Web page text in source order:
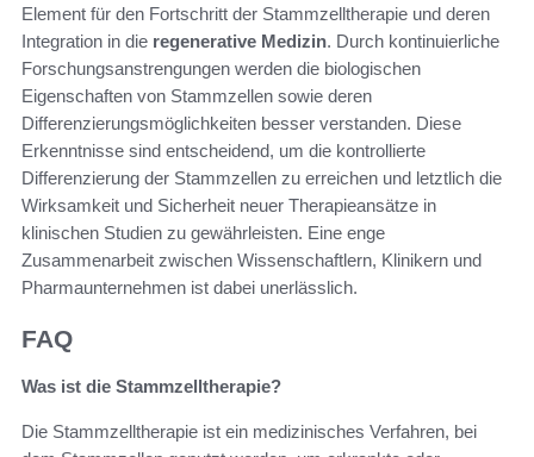
Element für den Fortschritt der Stammzelltherapie und deren
Integration in die regenerative Medizin. Durch kontinuierliche
Forschungsanstrengungen werden die biologischen
Eigenschaften von Stammzellen sowie deren
Differenzierungsmöglichkeiten besser verstanden. Diese
Erkenntnisse sind entscheidend, um die kontrollierte
Differenzierung der Stammzellen zu erreichen und letztlich die
Wirksamkeit und Sicherheit neuer Therapieansätze in
klinischen Studien zu gewährleisten. Eine enge
Zusammenarbeit zwischen Wissenschaftlern, Klinikern und
Pharmaunternehmen ist dabei unerlässlich.
FAQ
Was ist die Stammzelltherapie?
Die Stammzelltherapie ist ein medizinisches Verfahren, bei